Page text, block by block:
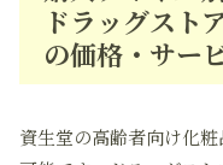
ドラッグスト
の価格・サー
資生堂の高齢者向け化